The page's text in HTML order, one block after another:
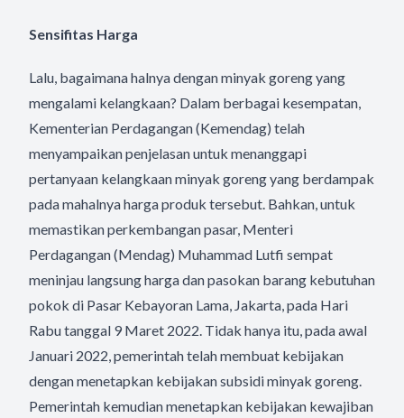
Sensifitas Harga
Lalu, bagaimana halnya dengan minyak goreng yang
mengalami kelangkaan? Dalam berbagai kesempatan,
Kementerian Perdagangan (Kemendag) telah
menyampaikan penjelasan untuk menanggapi
pertanyaan kelangkaan minyak goreng yang berdampak
pada mahalnya harga produk tersebut. Bahkan, untuk
memastikan perkembangan pasar, Menteri
Perdagangan (Mendag) Muhammad Lutfi sempat
meninjau langsung harga dan pasokan barang kebutuhan
pokok di Pasar Kebayoran Lama, Jakarta, pada Hari
Rabu tanggal 9 Maret 2022. Tidak hanya itu, pada awal
Januari 2022, pemerintah telah membuat kebijakan
dengan menetapkan kebijakan subsidi minyak goreng.
Pemerintah kemudian menetapkan kebijakan kewajiban